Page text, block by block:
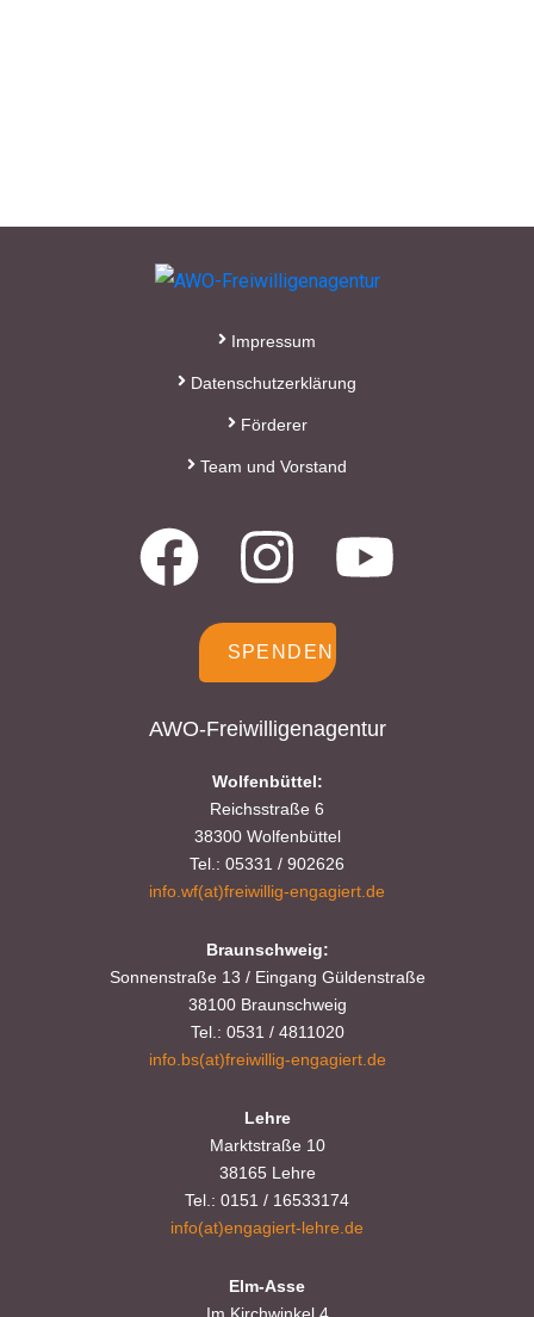
Impressum
Datenschutzerklärung
Förderer
Team und Vorstand
SPENDEN
AWO-Freiwilligenagentur
Wolfenbüttel:
Reichsstraße 6
38300 Wolfenbüttel
Tel.: 05331 / 902626
info.wf(at)freiwillig-engagiert.de
Braunschweig:
Sonnenstraße 13 / Eingang Güldenstraße
38100 Braunschweig
Tel.: 0531 / 4811020
info.bs(at)freiwillig-engagiert.de
Lehre
Marktstraße 10
38165 Lehre
Tel.: 0151 / 16533174
info(at)engagiert-lehre.de
Elm-Asse